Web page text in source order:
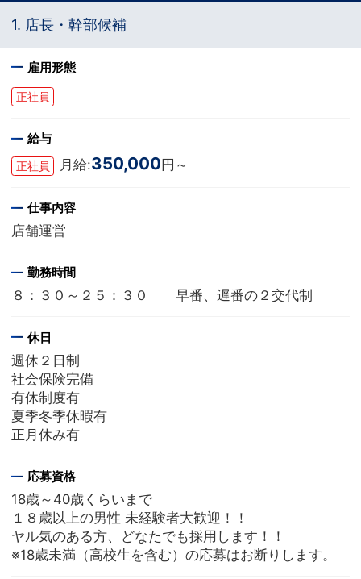
1. 店長・幹部候補
雇用形態
正社員
給与
正社員 月給:350,000 円～
仕事内容
店舗運営
勤務時間
８：３０～２５：３０ 早番、遅番の２交代制
休日
週休２日制
社会保険完備
有休制度有
夏季冬季休暇有
正月休み有
応募資格
18歳～40歳くらいまで
１８歳以上の男性 未経験者大歓迎！！
ヤル気のある方、どなたでも採用します！！
※18歳未満（高校生を含む）の応募はお断りします。